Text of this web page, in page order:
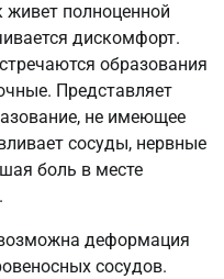
полноценной
дискомфорт.
образования
Представляет
не имеющее
сосуды, нервные
боль в месте
деформация
сосудов.